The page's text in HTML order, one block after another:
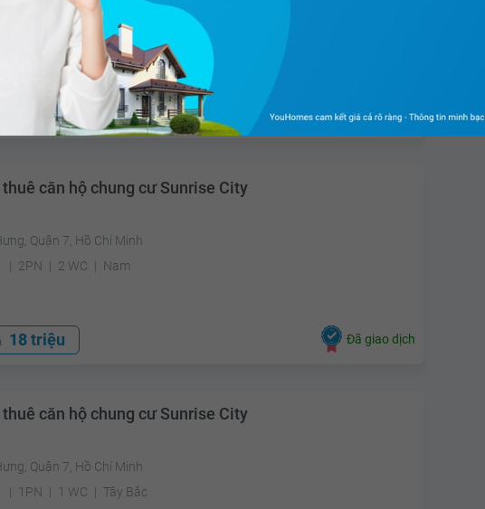
Quận 7, Hồ Chí Minh
2 WC Tây
23.2 triệu Đã giao dịch
thuê căn hộ chung cư Sunrise City
Quận 7, Hồ Chí Minh
2PN 2 WC Nam
18 triệu Đã giao dịch
thuê căn hộ chung cư Sunrise City
Quận 7, Hồ Chí Minh
1PN 1 WC Tây Bắc